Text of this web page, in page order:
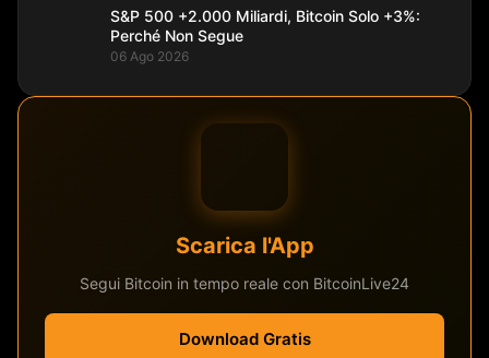
S&P 500 +2.000 Miliardi, Bitcoin Solo +3%:
Perché Non Segue
06 Ago 2026
Scarica l'App
Segui Bitcoin in tempo reale con BitcoinLive24
Download Gratis